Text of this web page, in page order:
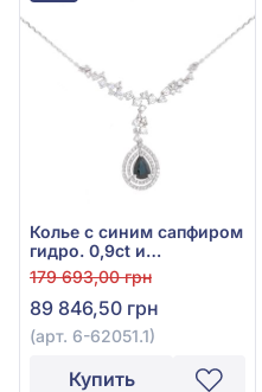
Колье с синим сапфиром
гидро. 0,9ct и
бриллиантами 0,66ct из
белого золота 585°, арт.
6-62051.1
179 693,00 грн
89 846,50 грн
(арт. 6-62051.1)
Купить